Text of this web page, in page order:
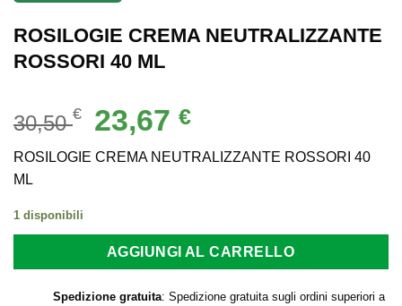
ROSILOGIE CREMA NEUTRALIZZANTE
ROSSORI 40 ML
30,50€
Il
prezzo
originale
23,67€Il
attuale
ROSILOGIE CREMA NEUTRALIZZANTE ROSSORI 40
ML
1 disponibili
AGGIUNGI AL CARRELLO
Spedizione gratuita: Spedizione gratuita sugli ordini superiori a